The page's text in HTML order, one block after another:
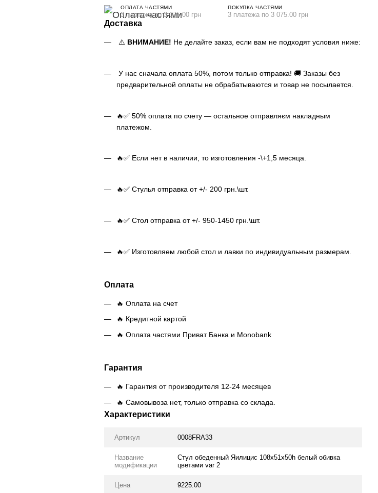
ОПЛАТА ЧАСТЯМИ
3 платежа по 3 075.00 грн
ПОКУПКА ЧАСТЯМИ
3 платежа по 3 075.00 грн
Доставка
⚠️ ВНИМАНИЕ! Не делайте заказ, если вам не подходят условия ниже:
У нас сначала оплата 50%, потом только отправка! 🚚 Заказы без
предварительной оплаты не обрабатываются и товар не посылается.
🔥✅ 50% оплата по счету — остальное отправляєм накладным
платежом.
🔥✅ Если нет в наличии, то изготовления -\+1,5 месяца.
🔥✅ Стулья отправка от +/- 200 грн.\шт.
🔥✅ Стол отправка от +/- 950-1450 грн.\шт.
🔥✅ Изготовляем любой стол и лавки по индивидуальным размерам.
Оплата
🔥 Оплата на счет
🔥 Кредитной картой
🔥 Оплата частями Приват Банка и Monobank
Гарантия
🔥 Гарантия от производителя 12-24 месяцев
🔥 Самовывоза нет, только отправка со склада.
Характеристики
Артикул 0008FRA33
Название
модификации
Стул обеденный Яилицис 108х51х50h белый обивка
цветами var 2
Цена 9225.00